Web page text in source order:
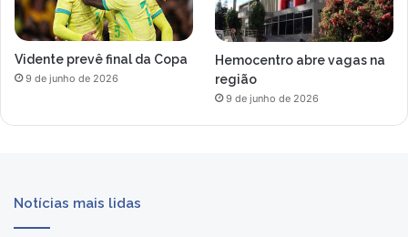
Vidente prevê final da Copa
9 de junho de 2026
Hemocentro abre vagas na
região
9 de junho de 2026
Notícias mais lidas